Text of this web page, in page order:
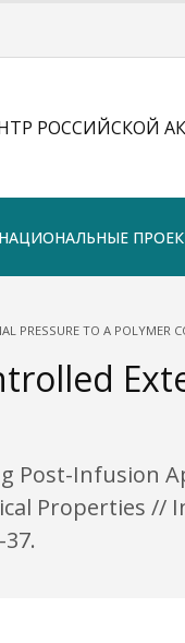
РОССИЙСКОЙ
НАЦИОНАЛЬНЫЕ
PRESSURE TO A POLYMER
Post-
Properties //